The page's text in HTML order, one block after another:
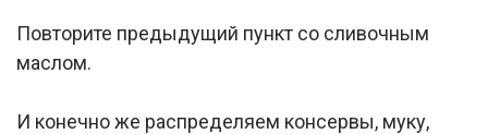
Повторите предыдущий пункт со сливочным
маслом.
И конечно же распределяем консервы, муку,